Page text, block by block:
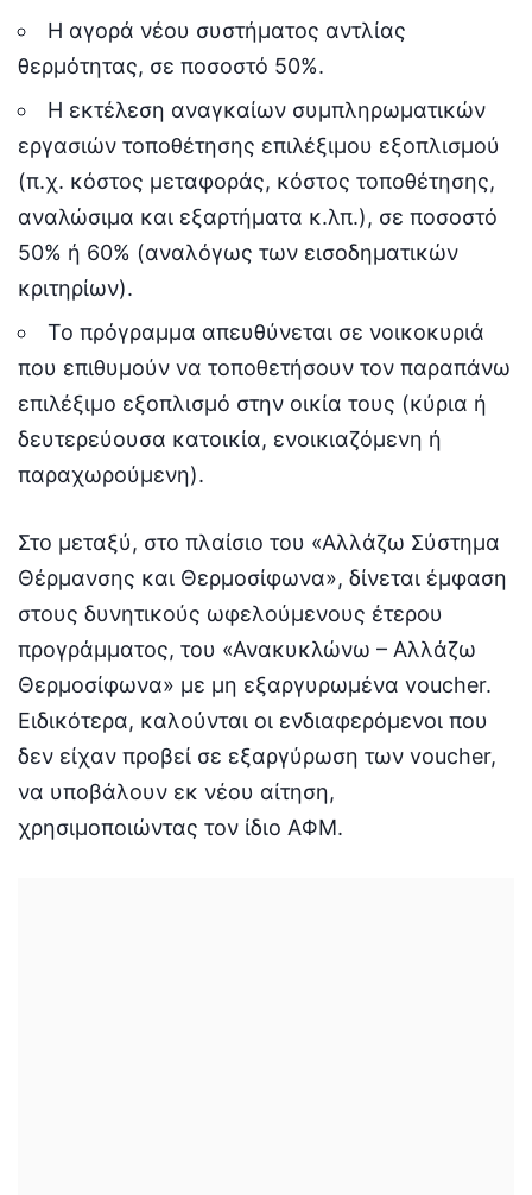
Η αγορά νέου συστήματος αντλίας
θερμότητας, σε ποσοστό 50%.
Η εκτέλεση αναγκαίων συμπληρωματικών
εργασιών τοποθέτησης επιλέξιμου εξοπλισμού
(π.χ. κόστος μεταφοράς, κόστος τοποθέτησης,
αναλώσιμα και εξαρτήματα κ.λπ.), σε ποσοστό
50% ή 60% (αναλόγως των εισοδηματικών
κριτηρίων).
Το πρόγραμμα απευθύνεται σε νοικοκυριά
που επιθυμούν να τοποθετήσουν τον παραπάνω
επιλέξιμο εξοπλισμό στην οικία τους (κύρια ή
δευτερεύουσα κατοικία, ενοικιαζόμενη ή
παραχωρούμενη).
Στο μεταξύ, στο πλαίσιο του «Αλλάζω Σύστημα
Θέρμανσης και Θερμοσίφωνα», δίνεται έμφαση
στους δυνητικούς ωφελούμενους έτερου
προγράμματος, του «Ανακυκλώνω – Αλλάζω
Θερμοσίφωνα» με μη εξαργυρωμένα voucher.
Ειδικότερα, καλούνται οι ενδιαφερόμενοι που
δεν είχαν προβεί σε εξαργύρωση των voucher,
να υποβάλουν εκ νέου αίτηση,
χρησιμοποιώντας τον ίδιο ΑΦΜ.